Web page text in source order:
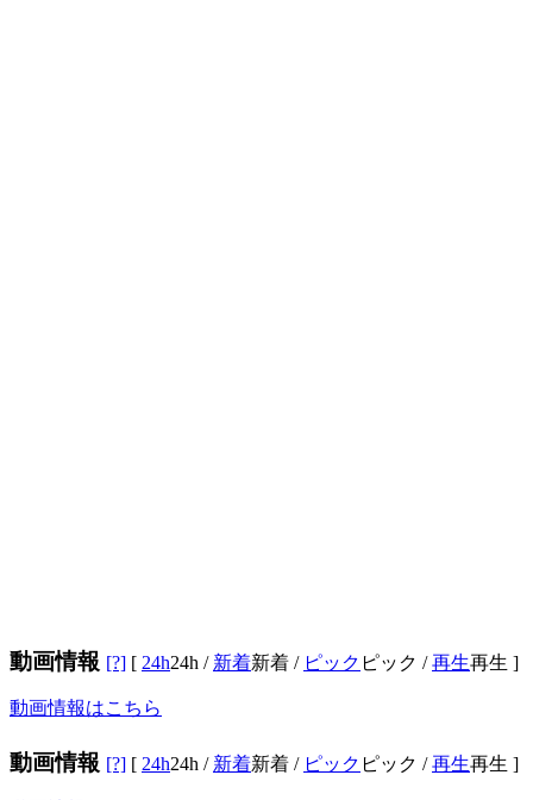
動画情報 [?] [ 24h24h / 新着新着 / ピック ピック /再生再生 ]
動画情報はこちら
動画情報 [?] [ 24h24h / 新着新着 / ピック ピック /再生再生 ]